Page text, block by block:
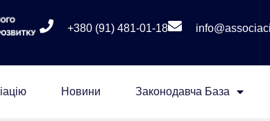
+380 (91) 481-01-18
Новини Законодавча База